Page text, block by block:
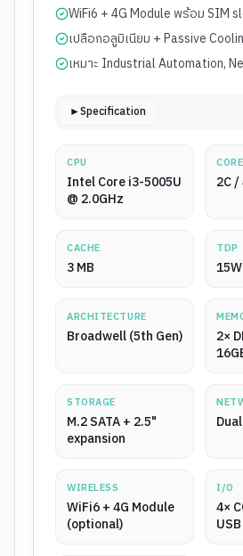
WiFi6 + 4G Module พร้อม SIM
เปลือกอลูมิเนียม + Passive
เหมาะ Industrial Automation,
►Specification
CPU
Intel Core i3-5005U
@ 2.0GHz
2C /
CACHE
3 MB
TDP
15W
ARCHITECTURE
Broadwell (5th Gen)
2×
STORAGE
M.2 SATA + 2.5"
expansion
WIRELESS
WiFi6 + 4G Module
(optional)
I/O
4×